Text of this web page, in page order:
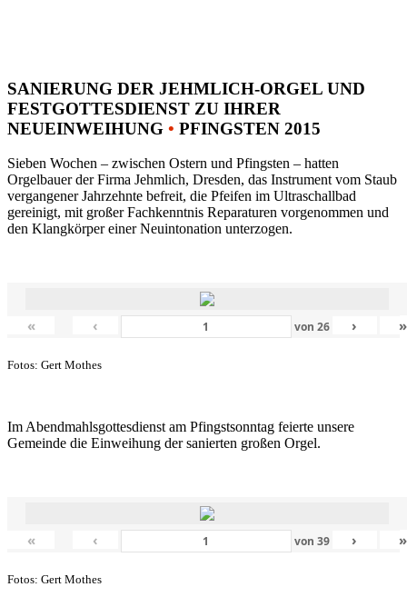
SANIERUNG DER JEHMLICH-ORGEL UND
FESTGOTTESDIENST ZU IHRER
NEUEINWEIHUNG • PFINGSTEN 2015
Sieben Wochen – zwischen Ostern und Pfingsten – hatten
Orgelbauer der Firma Jehmlich, Dresden, das Instrument vom Staub
vergangener Jahrzehnte befreit, die Pfeifen im Ultraschallbad
gereinigt, mit großer Fachkenntnis Reparaturen vorgenommen und
den Klangkörper einer Neuintonation unterzogen.
« ‹ von 26 › »
Fotos: Gert Mothes
Im Abendmahlsgottesdienst am Pfingstsonntag feierte unsere
Gemeinde die Einweihung der sanierten großen Orgel.
« ‹ von 39 › »
Fotos: Gert Mothes